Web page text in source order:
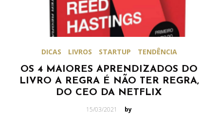
DICAS LIVROS STARTUP TENDÊNCIA
OS 4 MAIORES APRENDIZADOS DO
LIVRO A REGRA É NÃO TER REGRA,
DO CEO DA NETFLIX
Posted
15/03/2021 by